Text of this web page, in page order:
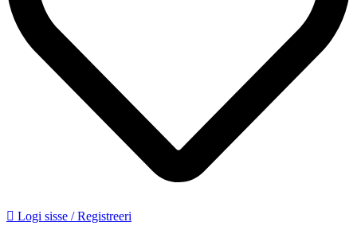
Logi sisse / Registreeri